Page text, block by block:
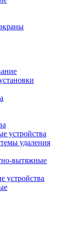
устройства
удаления
вытяжные
устройства